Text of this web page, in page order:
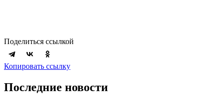
Поделиться ссылкой
Копировать ссылку
Последние новости